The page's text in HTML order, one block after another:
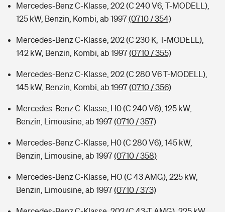
Mercedes-Benz C-Klasse, 202 (C 240 V6, T-MODELL),
125 kW, Benzin, Kombi, ab 1997(0710 / 354)
Mercedes-Benz C-Klasse, 202 (C 230 K, T-MODELL),
142 kW, Benzin, Kombi, ab 1997(0710 / 355)
Mercedes-Benz C-Klasse, 202 (C 280 V6 T-MODELL),
145 kW, Benzin, Kombi, ab 1997(0710 / 356)
Mercedes-Benz C-Klasse, H0 (C 240 V6), 125 kW,
Benzin, Limousine, ab 1997(0710 / 357)
Mercedes-Benz C-Klasse, H0 (C 280 V6), 145 kW,
Benzin, Limousine, ab 1997(0710 / 358)
Mercedes-Benz C-Klasse, HO (C 43 AMG), 225 kW,
Benzin, Limousine, ab 1997(0710 / 373)